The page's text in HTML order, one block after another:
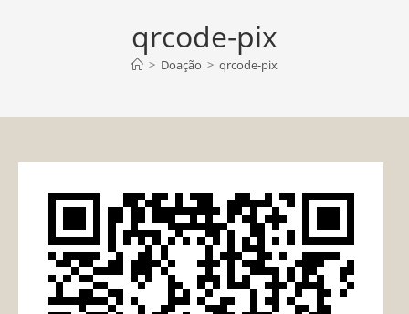
qrcode-pix
> Doação > qrcode-pix